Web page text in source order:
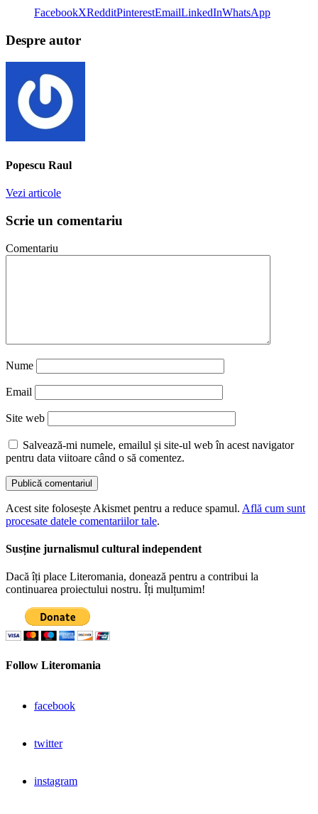
FacebookXRedditPinterestEmailLinkedInWhatsApp
Despre autor
Popescu Raul
Vezi articole
Scrie un comentariu
Comentariu
Nume
Email
Site web
Salvează-mi numele, emailul și site-ul web în acest navigator
pentru data viitoare când o să comentez.
Acest site folosește Akismet pentru a reduce spamul. Află cum sunt
procesate datele comentariilor tale.
Susține jurnalismul cultural independent
Dacă îți place Literomania, donează pentru a contribui la
continuarea proiectului nostru. Îți mulțumim!
Follow Literomania
facebook
twitter
instagram